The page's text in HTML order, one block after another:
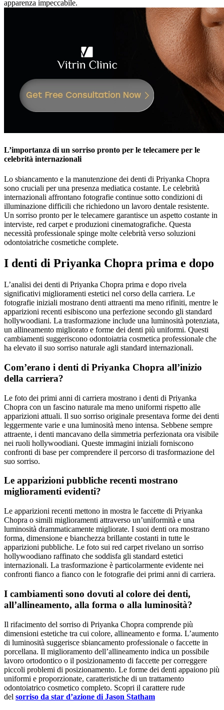
apparenza impeccabile.
L’importanza di un sorriso pronto per le telecamere per le
celebrità internazionali
Lo sbiancamento e la manutenzione dei denti di Priyanka Chopra
sono cruciali per una presenza mediatica costante. Le celebrità
internazionali affrontano fotografie continue sotto condizioni di
illuminazione difficili che richiedono un lavoro dentale resistente.
Un sorriso pronto per le telecamere garantisce un aspetto costante in
interviste, red carpet e produzioni cinematografiche. Questa
necessità professionale spinge molte celebrità verso soluzioni
odontoiatriche cosmetiche complete.
I denti di Priyanka Chopra prima e dopo
L’analisi dei denti di Priyanka Chopra prima e dopo rivela
significativi miglioramenti estetici nel corso della carriera. Le
fotografie iniziali mostrano denti attraenti ma meno rifiniti, mentre le
apparizioni recenti esibiscono una perfezione secondo gli standard
hollywoodiani. La trasformazione include una luminosità potenziata,
un allineamento migliorato e forme dei denti più uniformi. Questi
cambiamenti suggeriscono odontoiatria cosmetica professionale che
ha elevato il suo sorriso naturale agli standard internazionali.
Com’erano i denti di Priyanka Chopra all’inizio
della carriera?
Le foto dei primi anni di carriera mostrano i denti di Priyanka
Chopra con un fascino naturale ma meno uniformi rispetto alle
apparizioni attuali. Il suo sorriso originale presentava forme dei denti
leggermente varie e una luminosità meno intensa. Sebbene sempre
attraente, i denti mancavano della simmetria perfezionata ora visibile
nei ruoli hollywoodiani. Queste immagini iniziali forniscono
confronti di base per comprendere il percorso di trasformazione del
suo sorriso.
Le apparizioni pubbliche recenti mostrano
miglioramenti evidenti?
Le apparizioni recenti mettono in mostra le faccette di Priyanka
Chopra o simili miglioramenti attraverso un’uniformità e una
luminosità drammaticamente migliorate. I suoi denti ora mostrano
forma, dimensione e bianchezza brillante costanti in tutte le
apparizioni pubbliche. Le foto sui red carpet rivelano un sorriso
hollywoodiano raffinato che soddisfa gli standard estetici
internazionali. La trasformazione è particolarmente evidente nei
confronti fianco a fianco con le fotografie dei primi anni di carriera.
I cambiamenti sono dovuti al colore dei denti,
all’allineamento, alla forma o alla luminosità?
Il rifacimento del sorriso di Priyanka Chopra comprende più
dimensioni estetiche tra cui colore, allineamento e forma. L’aumento
di luminosità suggerisce sbiancamento professionale o faccette in
porcellana. Il miglioramento dell’allineamento indica un possibile
lavoro ortodontico o il posizionamento di faccette per correggere
piccoli problemi di posizionamento. Le forme dei denti appaiono più
uniformi e proporzionate, caratteristiche di un trattamento
odontoiatrico cosmetico completo. Scopri il carattere rude
del sorriso da star d’azione di Jason Statham